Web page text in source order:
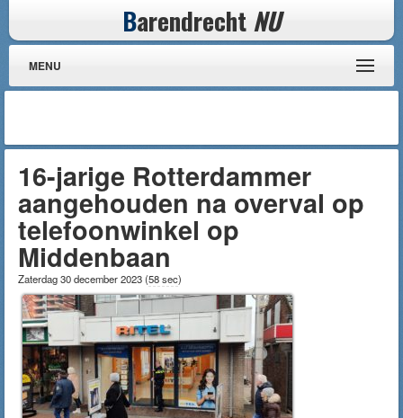
Barendrecht NU
MENU
16-jarige Rotterdammer
aangehouden na overval op
telefoonwinkel op
Middenbaan
Zaterdag 30 december 2023(58 sec)